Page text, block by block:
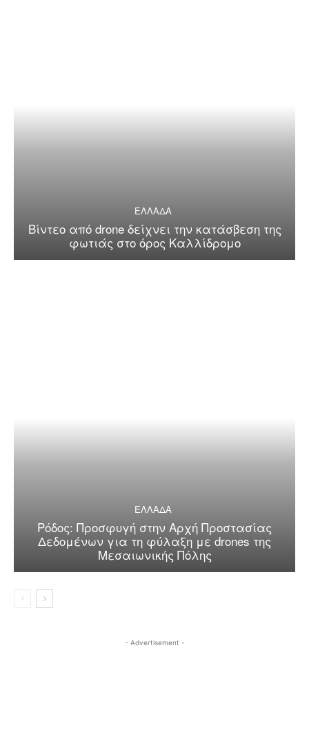
ΕΛΛΑΔΑ
Βίντεο από drone δείχνει την κατάσβεση της
φωτιάς στο όρος Καλλίδρομο
ΕΛΛΑΔΑ
Ρόδος: Προσφυγή στην Αρχή Προστασίας
Δεδομένων για τη φύλαξη με drones της
Μεσαιωνικής Πόλης
- Advertisement -